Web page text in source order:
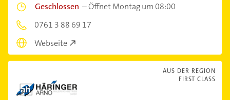
Geschlossen –Öffnet Montag um 08:00
0761 3 88 69 17
Webseite
AUS DER REGION
FIRST CLASS